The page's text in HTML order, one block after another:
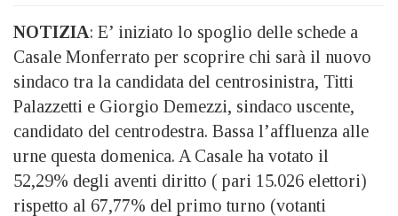
NOTIZIA: E’ iniziato lo spoglio delle schede a
Casale Monferrato per scoprire chi sarà il nuovo
sindaco tra la candidata del centrosinistra, Titti
Palazzetti e Giorgio Demezzi, sindaco uscente,
candidato del centrodestra. Bassa l’affluenza alle
urne questa domenica. A Casale ha votato il
52,29% degli aventi diritto ( pari 15.026 elettori)
rispetto al 67,77% del primo turno (votanti